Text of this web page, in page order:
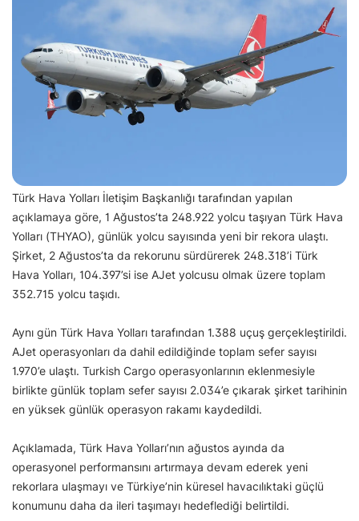
Türk Hava Yolları İletişim Başkanlığı tarafından yapılan
açıklamaya göre, 1 Ağustos’ta 248.922 yolcu taşıyan Türk Hava
Yolları (THYAO), günlük yolcu sayısında yeni bir rekora ulaştı.
Şirket, 2 Ağustos’ta da rekorunu sürdürerek 248.318’i Türk
Hava Yolları, 104.397’si ise AJet yolcusu olmak üzere toplam
352.715 yolcu taşıdı.
Aynı gün Türk Hava Yolları tarafından 1.388 uçuş gerçekleştirildi.
AJet operasyonları da dahil edildiğinde toplam sefer sayısı
1.970’e ulaştı. Turkish Cargo operasyonlarının eklenmesiyle
birlikte günlük toplam sefer sayısı 2.034’e çıkarak şirket tarihinin
en yüksek günlük operasyon rakamı kaydedildi.
Açıklamada, Türk Hava Yolları’nın ağustos ayında da
operasyonel performansını artırmaya devam ederek yeni
rekorlara ulaşmayı ve Türkiye’nin küresel havacılıktaki güçlü
konumunu daha da ileri taşımayı hedeflediği belirtildi.